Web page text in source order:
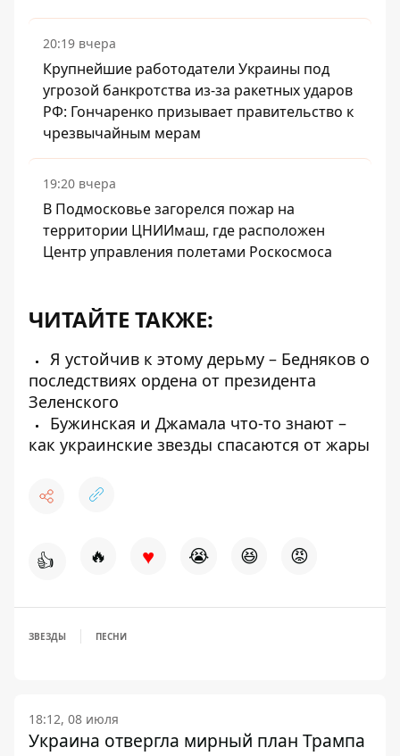
20:19 вчера
Крупнейшие работодатели Украины под
угрозой банкротства из-за ракетных ударов
РФ: Гончаренко призывает правительство к
чрезвычайным мерам
19:20 вчера
В Подмосковье загорелся пожар на
территории ЦНИИмаш, где расположен
Центр управления полетами Роскосмоса
ЧИТАЙТЕ ТАКЖЕ:
Я устойчив к этому дерьму – Бедняков о
последствиях ордена от президента
Зеленского
Бужинская и Джамала что-то знают –
как украинские звезды спасаются от жары
👍 🔥 ♥ 😭 😆 😡
ЗВЕЗДЫ ПЕСНИ
18:12, 08 июля
Украина отвергла мирный план Трампа